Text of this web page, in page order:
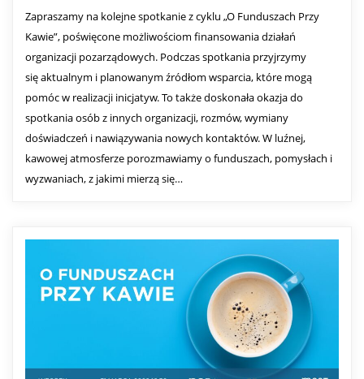
Zapraszamy na kolejne spotkanie z cyklu „O Funduszach Przy
Kawie”, poświęcone możliwościom finansowania działań
organizacji pozarządowych. Podczas spotkania przyjrzymy
się aktualnym i planowanym źródłom wsparcia, które mogą
pomóc w realizacji inicjatyw. To także doskonała okazja do
spotkania osób z innych organizacji, rozmów, wymiany
doświadczeń i nawiązywania nowych kontaktów. W luźnej,
kawowej atmosferze porozmawiamy o funduszach, pomysłach i
wyzwaniach, z jakimi mierzą się…